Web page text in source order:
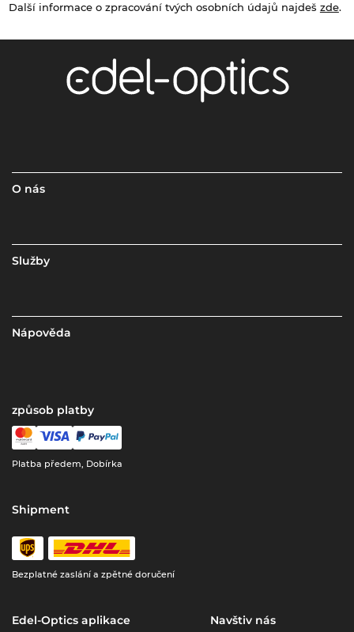
Další informace o zpracování tvých osobních údajů najdeš zde.
O nás
Služby
Nápověda
způsob platby
Platba předem, Dobírka
Shipment
Bezplatné zaslání a zpětné doručení
Edel-Optics aplikace Navštiv nás